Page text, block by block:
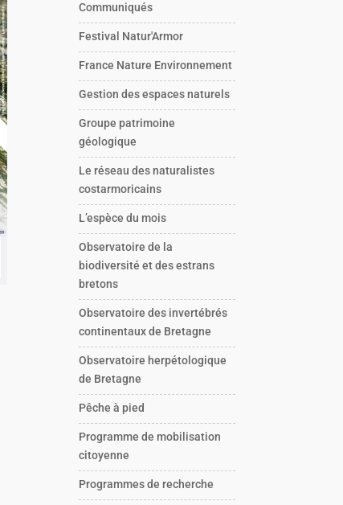
Communiqués
Festival Natur'Armor
France Nature Environnement
Gestion des espaces naturels
Groupe patrimoine
géologique
Le réseau des naturalistes
costarmoricains
L’espèce du mois
Observatoire de la
biodiversité et des estrans
bretons
Observatoire des invertébrés
continentaux de Bretagne
Observatoire herpétologique
de Bretagne
Pêche à pied
Programme de mobilisation
citoyenne
Programmes de recherche